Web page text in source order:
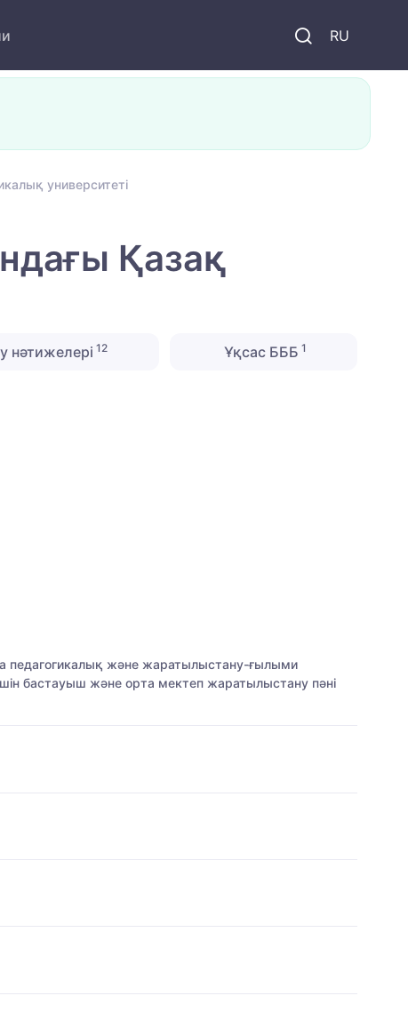
RU
университеті
Қазақ
нәтижелері 12 Ұқсас БББ 1
педагогикалық және жаратылыстану-ғылыми
бастауыш және орта мектеп жаратылыстану пәні